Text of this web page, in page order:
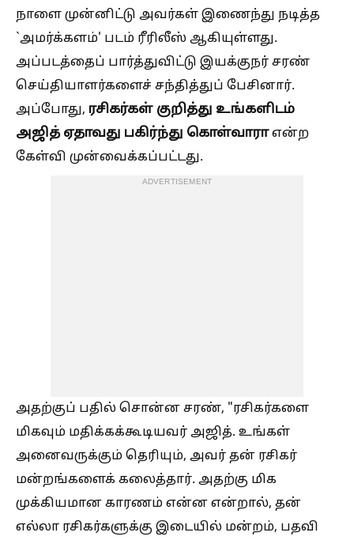
நாளை முன்னிட்டு அவர்கள் இணைந்து நடித்த
`அமர்க்களம்' படம் ரீரிலீஸ் ஆகியுள்ளது.
அப்படத்தைப் பார்த்துவிட்டு இயக்குநர் சரண்
செய்தியாளர்களைச் சந்தித்துப் பேசினார்.
அப்போது, ரசிகர்கள் குறித்து உங்களிடம்
அஜித் ஏதாவது பகிர்ந்து கொள்வாராஎன்ற
கேள்வி முன்வைக்கப்பட்டது.
ADVERTISEMENT
அதற்குப் பதில் சொன்ன சரண், "ரசிகர்களை
மிகவும் மதிக்கக்கூடியவர் அஜித். உங்கள்
அனைவருக்கும் தெரியும், அவர் தன் ரசிகர்
மன்றங்களைக் கலைத்தார். அதற்கு மிக
முக்கியமான காரணம் என்ன என்றால், தன்
எல்லா ரசிகர்களுக்கு இடையில் மன்றம், பதவி